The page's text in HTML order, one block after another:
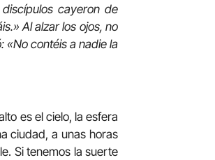
cayeron de
Al alzar los ojos, no
«No contéis a nadie la
es el cielo, la esfera
ciudad, a unas horas
Si tenemos la suerte